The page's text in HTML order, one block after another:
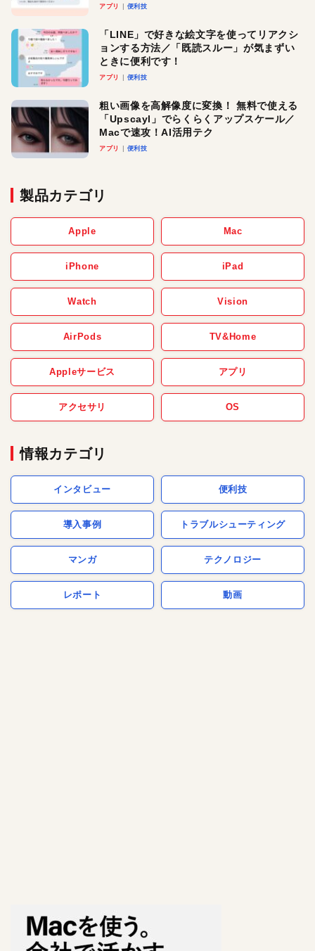
アプリ 便利技
「LINE」で好きな絵文字を使ってリアクシ
ョンする方法／「既読スルー」が気まずい
ときに便利です！
アプリ 便利技
粗い画像を高解像度に変換！ 無料で使える
「Upscayl」でらくらくアップスケール／
Macで速攻！AI活用テク
アプリ 便利技
製品カテゴリ
Apple Mac
iPhone iPad
Watch Vision
AirPods TV&Home
Appleサービス アプリ
アクセサリ OS
情報カテゴリ
インタビュー 便利技
導入事例 トラブルシューティング
マンガ テクノロジー
レポート 動画